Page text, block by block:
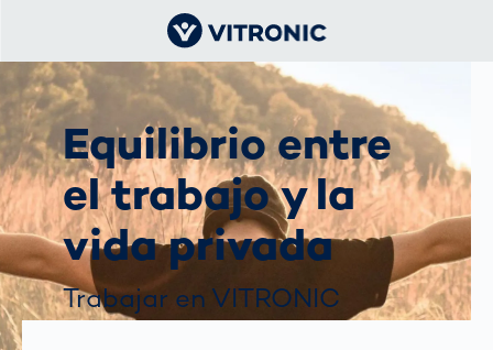
Equilibrio entre
el trabajo y la
vida privada
Trabajar en VITRONIC